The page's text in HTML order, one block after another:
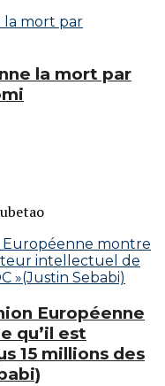
la mort par
Européenne
qu’il est
15 millions des